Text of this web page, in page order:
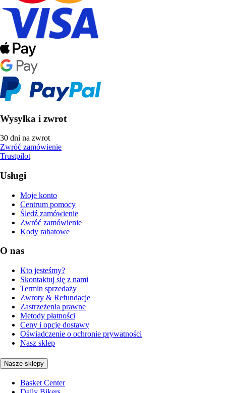
Wysyłka i zwrot
30 dni na zwrot
Zwróć zamówienie
Trustpilot
Usługi
Moje konto
Centrum pomocy
Śledź zamówienie
Zwróć zamówienie
Kody rabatowe
O nas
Kto jesteśmy?
Skontaktuj się z nami
Termin sprzedaży
Zwroty & Refundacje
Zastrzeżenia prawne
Metody płatności
Ceny i opcje dostawy
Oświadczenie o ochronie prywatności
Nasz sklep
Nasze sklepy
Basket Center